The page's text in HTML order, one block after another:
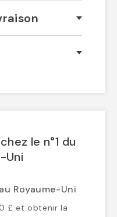
le n°1 du
Uni
Royaume-Uni
£ et obtenir la